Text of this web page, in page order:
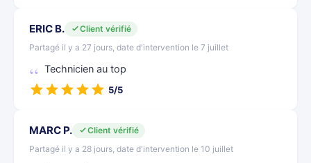
ERIC B.
Client vérifié
Partagé il y a 27 jours, date d'intervention le 7 juillet
Technicien au top
5/5
MARC P.
Client vérifié
Partagé il y a 28 jours, date d'intervention le 10 juillet